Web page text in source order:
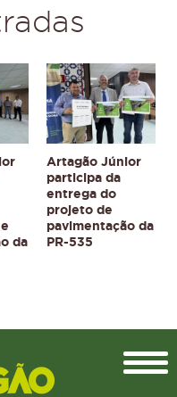
da
Artagão Júnior
participa da
entrega do
projeto de
pavimentação da
PR-535